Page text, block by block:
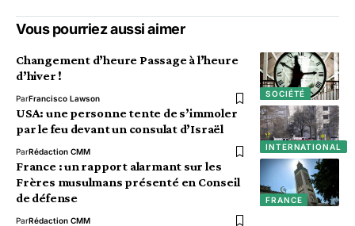
Vous pourriez aussi aimer
SOCIÉTÉ
Changement d’heure Passage à l’heure
d’hiver !
ParFrancisco Lawson
INTERNATIONAL
USA: une personne tente de s’immoler
par le feu devant un consulat d’Israël
ParRédaction CMM
FRANCE
France : un rapport alarmant sur les
Frères musulmans présenté en Conseil
de défense
ParRédaction CMM